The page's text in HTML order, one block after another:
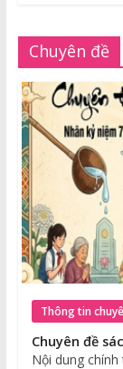
Chuyên đề
Thông tin
Chuyên đề
Nội dung